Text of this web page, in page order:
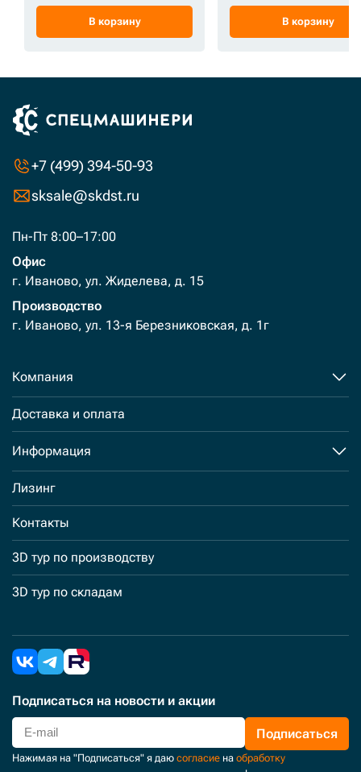
В корзину В корзину
+7 (499) 394-50-93
sksale@skdst.ru
Пн-Пт 8:00–17:00
Офис
г. Иваново, ул. Жиделева, д. 15
Производство
г. Иваново, ул. 13-я Березниковская, д. 1г
Компания
Доставка и оплата
Информация
Лизинг
Контакты
3D тур по производству
3D тур по складам
Подписаться на новости и акции
Подписаться
Нажимая на "Подписаться" я даю согласие на обработку